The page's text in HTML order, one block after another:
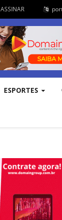
ASSINAR
ESPORTES